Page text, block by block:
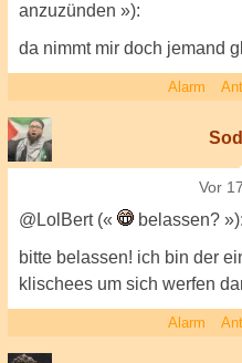
anzuzünden »):
da nimmt mir doch jemand
Alarm
Vor
@LolBert («
belassen? »):
bitte belassen! ich bin der
klischees um sich werfen
Alarm